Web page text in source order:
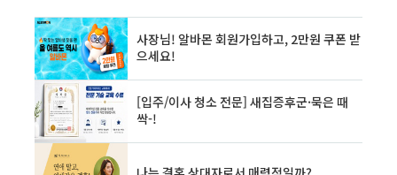
경제적 책임을 지고 있는 사람을 의미합니다. 무주택자 세대주는 다양한
사회적 혜택과 지원을 받을 수 있는 자격을 갖추게 됩니다.무주택자의 기
준무주택자로 ..